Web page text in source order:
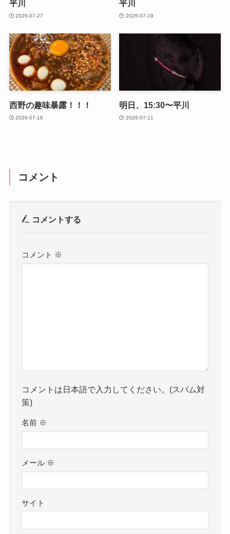
平川
2026-07-27
平川
2026-07-19
西野の趣味暴露！！！
2026-07-16
明日、15:30〜平川
2026-07-11
コメント
コメントする
コメント ※
コメントは日本語で入力してください。(スパム対
策)
名前 ※
メール ※
サイト